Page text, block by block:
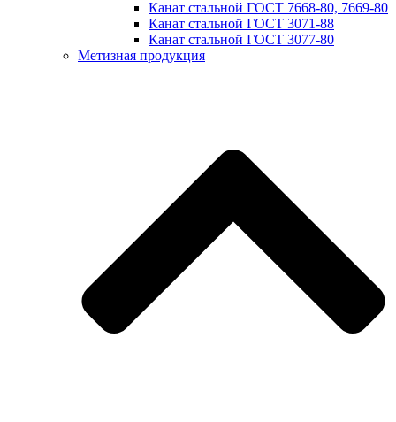
Канат стальной ГОСТ 7668-80, 7669-80
Канат стальной ГОСТ 3071-88
Канат стальной ГОСТ 3077-80
Метизная продукция